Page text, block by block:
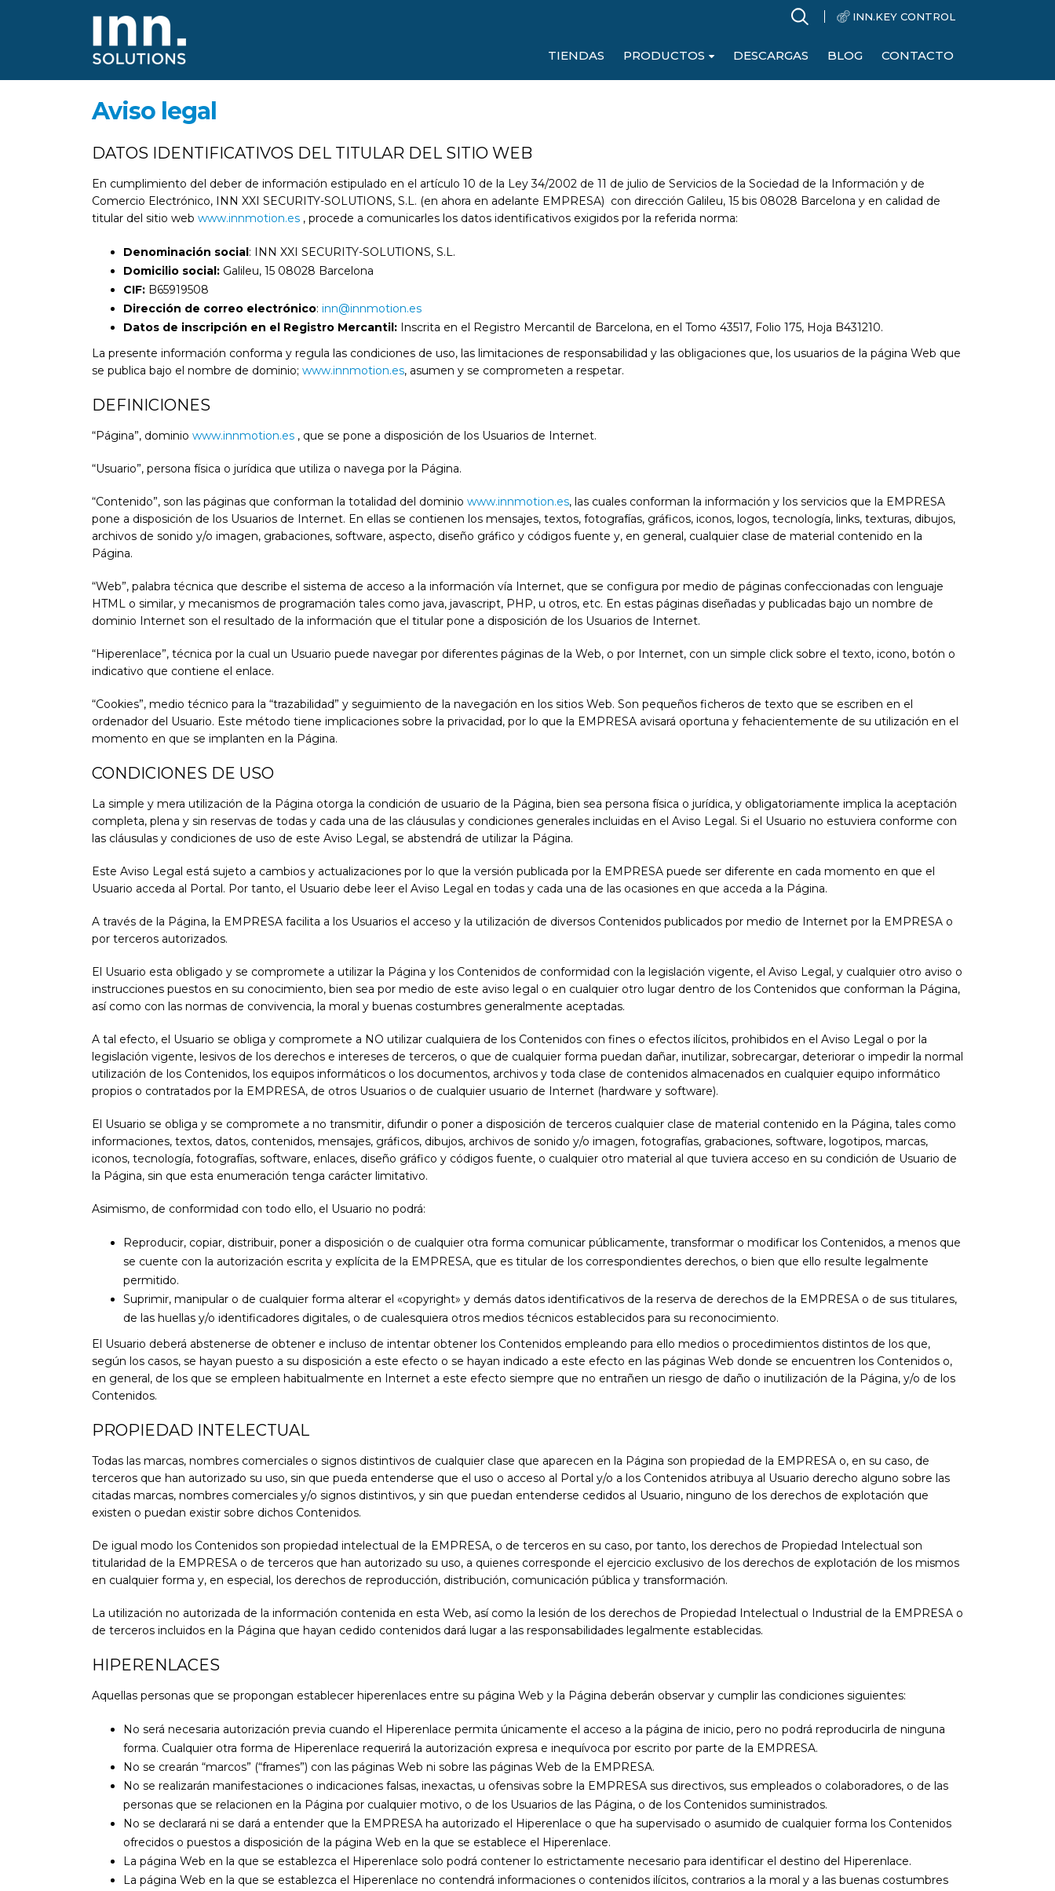
INN.KEY CONTROL
TIENDAS PRODUCTOS DESCARGAS BLOG CONTACTO
Aviso legal
DATOS IDENTIFICATIVOS DEL TITULAR DEL SITIO WEB
En cumplimiento del deber de información estipulado en el artículo 10 de la Ley 34/2002 de 11 de julio de Servicios de la Sociedad de la Información y de
Comercio Electrónico, INN XXI SECURITY-SOLUTIONS, S.L. (en ahora en adelante EMPRESA) con dirección Galileu, 15 bis 08028 Barcelona y en calidad de
titular del sitio web www.innmotion.es , procede a comunicarles los datos identificativos exigidos por la referida norma:
Denominación social: INN XXI SECURITY-SOLUTIONS, S.L.
Domicilio social: Galileu, 15 08028 Barcelona
CIF: B65919508
Dirección de correo electrónico: inn@innmotion.es
Datos de inscripción en el Registro Mercantil: Inscrita en el Registro Mercantil de Barcelona, en el Tomo 43517, Folio 175, Hoja B431210.
La presente información conforma y regula las condiciones de uso, las limitaciones de responsabilidad y las obligaciones que, los usuarios de la página Web que
se publica bajo el nombre de dominio; www.innmotion.es, asumen y se comprometen a respetar.
DEFINICIONES
“Página”, dominio www.innmotion.es , que se pone a disposición de los Usuarios de Internet.
“Usuario”, persona física o jurídica que utiliza o navega por la Página.
“Contenido”, son las páginas que conforman la totalidad del dominio www.innmotion.es, las cuales conforman la información y los servicios que la EMPRESA
pone a disposición de los Usuarios de Internet. En ellas se contienen los mensajes, textos, fotografías, gráficos, iconos, logos, tecnología, links, texturas, dibujos,
archivos de sonido y/o imagen, grabaciones, software, aspecto, diseño gráfico y códigos fuente y, en general, cualquier clase de material contenido en la
Página.
“Web”, palabra técnica que describe el sistema de acceso a la información vía Internet, que se configura por medio de páginas confeccionadas con lenguaje
HTML o similar, y mecanismos de programación tales como java, javascript, PHP, u otros, etc. En estas páginas diseñadas y publicadas bajo un nombre de
dominio Internet son el resultado de la información que el titular pone a disposición de los Usuarios de Internet.
“Hiperenlace”, técnica por la cual un Usuario puede navegar por diferentes páginas de la Web, o por Internet, con un simple click sobre el texto, icono, botón o
indicativo que contiene el enlace.
“Cookies”, medio técnico para la “trazabilidad” y seguimiento de la navegación en los sitios Web. Son pequeños ficheros de texto que se escriben en el
ordenador del Usuario. Este método tiene implicaciones sobre la privacidad, por lo que la EMPRESA avisará oportuna y fehacientemente de su utilización en el
momento en que se implanten en la Página.
CONDICIONES DE USO
La simple y mera utilización de la Página otorga la condición de usuario de la Página, bien sea persona física o jurídica, y obligatoriamente implica la aceptación
completa, plena y sin reservas de todas y cada una de las cláusulas y condiciones generales incluidas en el Aviso Legal. Si el Usuario no estuviera conforme con
las cláusulas y condiciones de uso de este Aviso Legal, se abstendrá de utilizar la Página.
Este Aviso Legal está sujeto a cambios y actualizaciones por lo que la versión publicada por la EMPRESA puede ser diferente en cada momento en que el
Usuario acceda al Portal. Por tanto, el Usuario debe leer el Aviso Legal en todas y cada una de las ocasiones en que acceda a la Página.
A través de la Página, la EMPRESA facilita a los Usuarios el acceso y la utilización de diversos Contenidos publicados por medio de Internet por la EMPRESA o
por terceros autorizados.
El Usuario esta obligado y se compromete a utilizar la Página y los Contenidos de conformidad con la legislación vigente, el Aviso Legal, y cualquier otro aviso o
instrucciones puestos en su conocimiento, bien sea por medio de este aviso legal o en cualquier otro lugar dentro de los Contenidos que conforman la Página,
así como con las normas de convivencia, la moral y buenas costumbres generalmente aceptadas.
A tal efecto, el Usuario se obliga y compromete a NO utilizar cualquiera de los Contenidos con fines o efectos ilícitos, prohibidos en el Aviso Legal o por la
legislación vigente, lesivos de los derechos e intereses de terceros, o que de cualquier forma puedan dañar, inutilizar, sobrecargar, deteriorar o impedir la normal
utilización de los Contenidos, los equipos informáticos o los documentos, archivos y toda clase de contenidos almacenados en cualquier equipo informático
propios o contratados por la EMPRESA, de otros Usuarios o de cualquier usuario de Internet (hardware y software).
El Usuario se obliga y se compromete a no transmitir, difundir o poner a disposición de terceros cualquier clase de material contenido en la Página, tales como
informaciones, textos, datos, contenidos, mensajes, gráficos, dibujos, archivos de sonido y/o imagen, fotografías, grabaciones, software, logotipos, marcas,
iconos, tecnología, fotografías, software, enlaces, diseño gráfico y códigos fuente, o cualquier otro material al que tuviera acceso en su condición de Usuario de
la Página, sin que esta enumeración tenga carácter limitativo.
Asimismo, de conformidad con todo ello, el Usuario no podrá:
Reproducir, copiar, distribuir, poner a disposición o de cualquier otra forma comunicar públicamente, transformar o modificar los Contenidos, a menos que
se cuente con la autorización escrita y explícita de la EMPRESA, que es titular de los correspondientes derechos, o bien que ello resulte legalmente
permitido.
Suprimir, manipular o de cualquier forma alterar el «copyright» y demás datos identificativos de la reserva de derechos de la EMPRESA o de sus titulares,
de las huellas y/o identificadores digitales, o de cualesquiera otros medios técnicos establecidos para su reconocimiento.
El Usuario deberá abstenerse de obtener e incluso de intentar obtener los Contenidos empleando para ello medios o procedimientos distintos de los que,
según los casos, se hayan puesto a su disposición a este efecto o se hayan indicado a este efecto en las páginas Web donde se encuentren los Contenidos o,
en general, de los que se empleen habitualmente en Internet a este efecto siempre que no entrañen un riesgo de daño o inutilización de la Página, y/o de los
Contenidos.
PROPIEDAD INTELECTUAL
Todas las marcas, nombres comerciales o signos distintivos de cualquier clase que aparecen en la Página son propiedad de la EMPRESA o, en su caso, de
terceros que han autorizado su uso, sin que pueda entenderse que el uso o acceso al Portal y/o a los Contenidos atribuya al Usuario derecho alguno sobre las
citadas marcas, nombres comerciales y/o signos distintivos, y sin que puedan entenderse cedidos al Usuario, ninguno de los derechos de explotación que
existen o puedan existir sobre dichos Contenidos.
De igual modo los Contenidos son propiedad intelectual de la EMPRESA, o de terceros en su caso, por tanto, los derechos de Propiedad Intelectual son
titularidad de la EMPRESA o de terceros que han autorizado su uso, a quienes corresponde el ejercicio exclusivo de los derechos de explotación de los mismos
en cualquier forma y, en especial, los derechos de reproducción, distribución, comunicación pública y transformación.
La utilización no autorizada de la información contenida en esta Web, así como la lesión de los derechos de Propiedad Intelectual o Industrial de la EMPRESA o
de terceros incluidos en la Página que hayan cedido contenidos dará lugar a las responsabilidades legalmente establecidas.
HIPERENLACES
Aquellas personas que se propongan establecer hiperenlaces entre su página Web y la Página deberán observar y cumplir las condiciones siguientes:
No será necesaria autorización previa cuando el Hiperenlace permita únicamente el acceso a la página de inicio, pero no podrá reproducirla de ninguna
forma. Cualquier otra forma de Hiperenlace requerirá la autorización expresa e inequívoca por escrito por parte de la EMPRESA.
No se crearán “marcos” (“frames”) con las páginas Web ni sobre las páginas Web de la EMPRESA.
No se realizarán manifestaciones o indicaciones falsas, inexactas, u ofensivas sobre la EMPRESA sus directivos, sus empleados o colaboradores, o de las
personas que se relacionen en la Página por cualquier motivo, o de los Usuarios de las Página, o de los Contenidos suministrados.
No se declarará ni se dará a entender que la EMPRESA ha autorizado el Hiperenlace o que ha supervisado o asumido de cualquier forma los Contenidos
ofrecidos o puestos a disposición de la página Web en la que se establece el Hiperenlace.
La página Web en la que se establezca el Hiperenlace solo podrá contener lo estrictamente necesario para identificar el destino del Hiperenlace.
La página Web en la que se establezca el Hiperenlace no contendrá informaciones o contenidos ilícitos, contrarios a la moral y a las buenas costumbres